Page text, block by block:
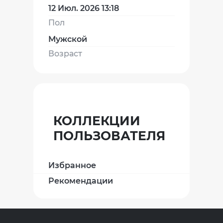
12 Июл. 2026 13:18
Пол
Мужской
Возраст
КОЛЛЕКЦИИ
ПОЛЬЗОВАТЕЛЯ
Избранное
Рекомендации